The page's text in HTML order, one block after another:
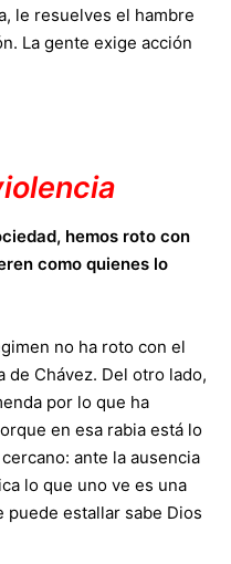
le resuelves el hambre
La gente exige acción
hemos roto con
como quienes lo
no ha roto con el
de Chávez. Del otro lado,
por lo que ha
en esa rabia está lo
ante la ausencia
lo que uno ve es una
puede estallar sabe Dios